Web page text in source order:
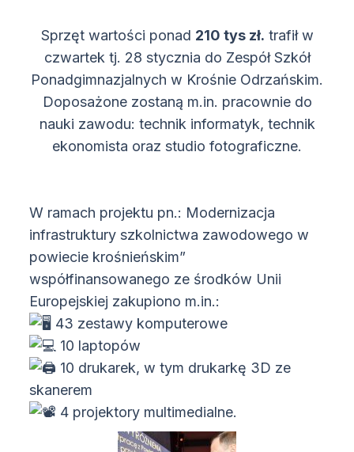
Sprzęt wartości ponad 210 tys zł. trafił w
czwartek tj. 28 stycznia do Zespół Szkół
Ponadgimnazjalnych w Krośnie Odrzańskim.
Doposażone zostaną m.in. pracownie do
nauki zawodu: technik informatyk, technik
ekonomista oraz studio fotograficzne.
W ramach projektu pn.: Modernizacja
infrastruktury szkolnictwa zawodowego w
powiecie krośnieńskim”
współfinansowanego ze środków Unii
Europejskiej zakupiono m.in.:
43 zestawy komputerowe
10 laptopów
10 drukarek, w tym drukarkę 3D ze
skanerem
4 projektory multimedialne.